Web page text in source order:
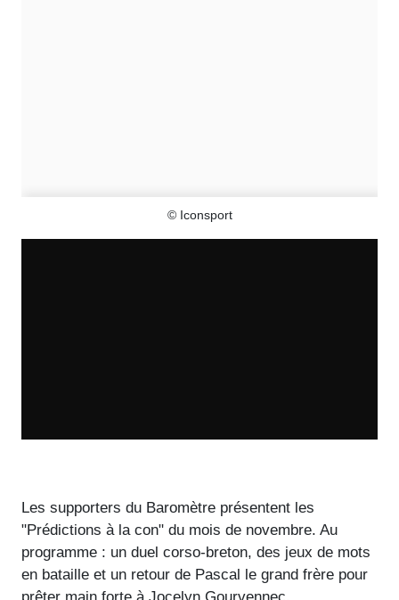
© Iconsport
Les supporters du Baromètre présentent les
"Prédictions à la con" du mois de novembre. Au
programme : un duel corso-breton, des jeux de mots
en bataille et un retour de Pascal le grand frère pour